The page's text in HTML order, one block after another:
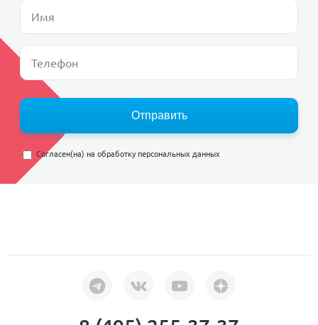
Отправить
Согласен(на) на обработку персональных данных